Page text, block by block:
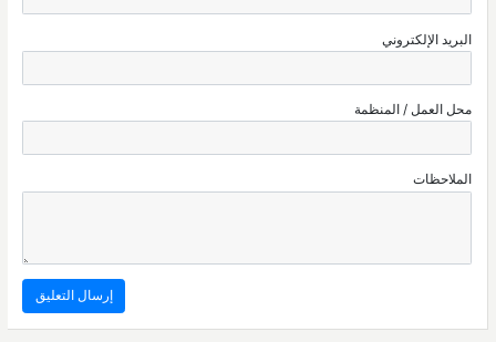
البريد الإلكتروني
محل العمل / المنظمة
الملاحظات